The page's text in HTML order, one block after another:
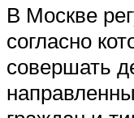
В Москве
согласно
совершать